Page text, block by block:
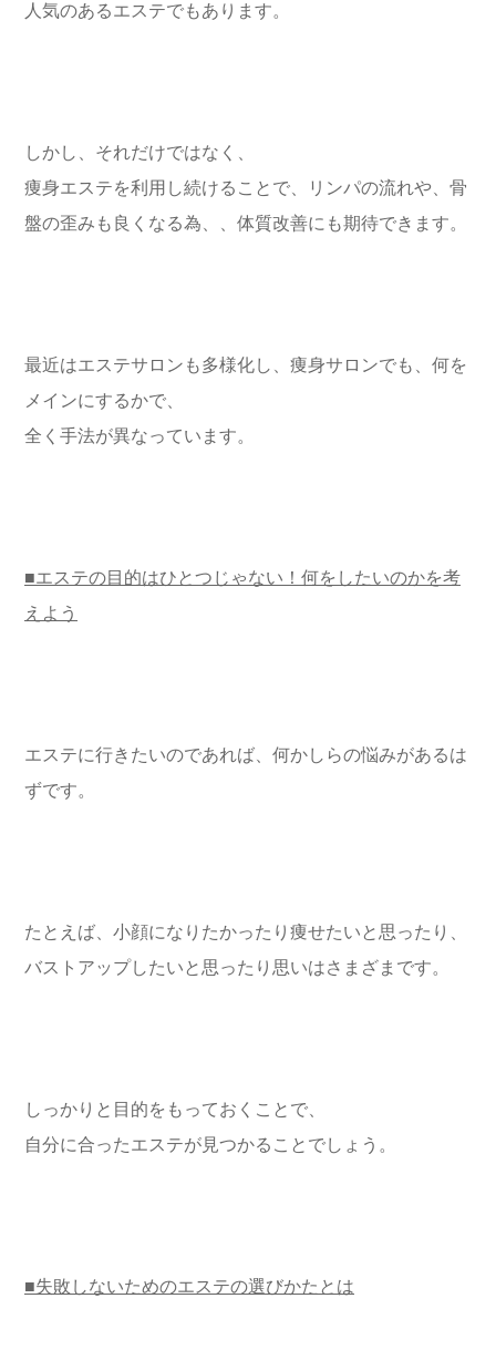
人気のあるエステでもあります。
しかし、それだけではなく、
痩身エステを利用し続けることで、リンパの流れや、骨
盤の歪みも良くなる為、、体質改善にも期待できます。
最近はエステサロンも多様化し、痩身サロンでも、何を
メインにするかで、
全く手法が異なっています。
■エステの目的はひとつじゃない！何をしたいのかを考
えよう
エステに行きたいのであれば、何かしらの悩みがあるは
ずです。
たとえば、小顔になりたかったり痩せたいと思ったり、
バストアップしたいと思ったり思いはさまざまです。
しっかりと目的をもっておくことで、
自分に合ったエステが見つかることでしょう。
■失敗しないためのエステの選びかたとは